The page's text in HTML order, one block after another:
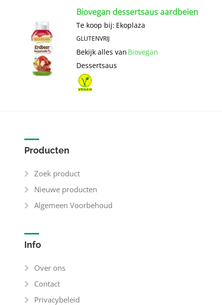
Biovegan dessertsaus aardbeien
Te koop bij: Ekoplaza
GLUTENVRIJ
Bekijk alles van Biovegan
Dessertsaus
Producten
Zoek product
Nieuwe producten
Algemeen Voorbehoud
Info
Over ons
Contact
Privacybeleid